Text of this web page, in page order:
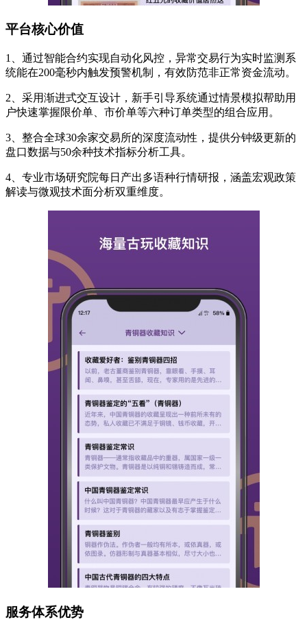
平台核心价值
1、通过智能合约实现自动化风控，异常交易行为实时监测系
统能在200毫秒内触发预警机制，有效防范非正常资金流动。
2、采用渐进式交互设计，新手引导系统通过情景模拟帮助用
户快速掌握限价单、市价单等六种订单类型的组合应用。
3、整合全球30余家交易所的深度流动性，提供分钟级更新的
盘口数据与50余种技术指标分析工具。
4、专业市场研究院每日产出多语种行情研报，涵盖宏观政策
解读与微观技术面分析双重维度。
服务体系优势